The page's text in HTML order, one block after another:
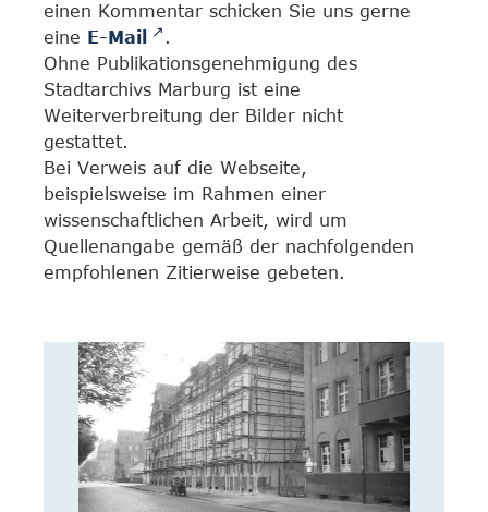
einen Kommentar schicken Sie uns gerne
eine E-Mail
.
Ohne Publikationsgenehmigung des
Stadtarchivs Marburg ist eine
Weiterverbreitung der Bilder nicht
gestattet.
Bei Verweis auf die Webseite,
beispielsweise im Rahmen einer
wissenschaftlichen Arbeit, wird um
Quellenangabe gemäß der nachfolgenden
empfohlenen Zitierweise gebeten.